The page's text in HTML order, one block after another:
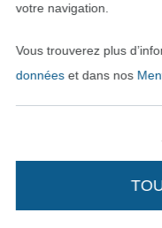
votre navigation.
Vous trouverez plus
donnéeset dans nos